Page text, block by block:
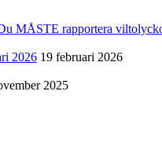
MÅSTE rapportera
2026 19 februari 2026
2025